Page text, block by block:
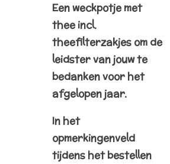
Een weckpotje met
thee incl.
theefilterzakjes om de
leidster van jouw te
bedanken voor het
afgelopen jaar.
In het
opmerkingenveld
tijdens het bestellen